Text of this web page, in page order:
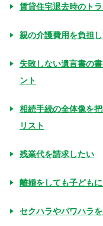
賃貸住宅退去時のト
親の介護費用を負担
失敗しない遺言書の
ント
相続手続の全体像を
リスト
残業代を請求したい
離婚をしても子ども
セクハラやパワハラ